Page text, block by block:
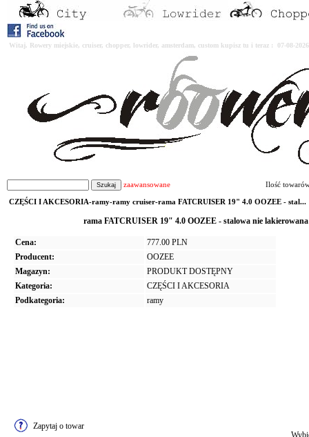
Witaj. Rowery miejskie, cruiser, chopper, lowrider, amsterdam, custom kupisz tu i teraz : 07-08-
zaawansowane Ilość
CZĘŚCI I AKCESORIA-ramy-ramy cruiser-rama FATCRUISER 19" 4.0 OOZEE - stal...
rama FATCRUISER 19" 4.0 OOZEE - stalowa nie
Cena:
777.00 PLN
Producent:
OOZEE
Magazyn:
PRODUKT DOSTĘPNY
Kategoria:
CZĘŚCI I AKCESORIA
Podkategoria:
ramy
Zapytaj o towar